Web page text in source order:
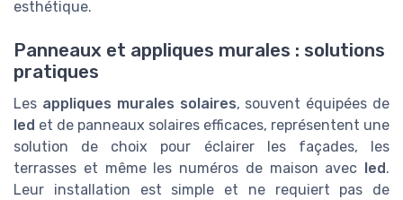
esthétique.
Panneaux et appliques murales : solutions
pratiques
Les appliques murales solaires, souvent équipées de
led et de panneaux solaires efficaces, représentent une
solution de choix pour éclairer les façades, les
terrasses et même les numéros de maison avec led.
Leur installation est simple et ne requiert pas de